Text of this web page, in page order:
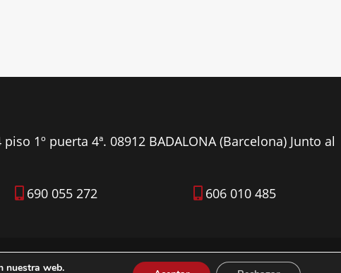
1º puerta 4ª. 08912 BADALONA (Barcelona) Junto al
690 055 272 606 010 485
Aviso Legal|Política de
nuestra web.